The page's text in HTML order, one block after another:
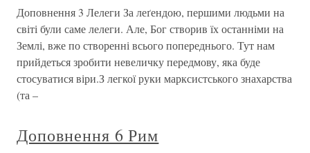
Доповнення 3 Лелеги За леґендою, першими людьми на
світі були саме лелеги. Але, Бог створив їх останніми на
Землі, вже по створенні всього попереднього. Тут нам
прийдеться зробити невеличку передмову, яка буде
стосуватися віри.З легкої руки марксистського знахарства
(та –
Доповнення 6 Рим